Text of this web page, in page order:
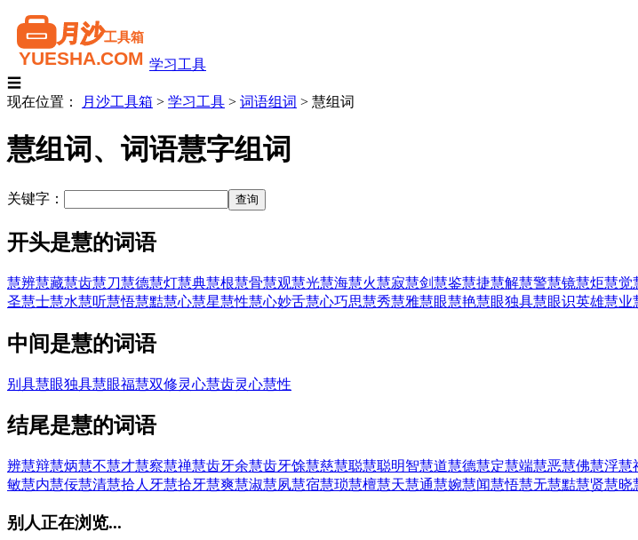
学习工具
☰
现在位置：
月沙工具箱 > 学习工具 > 词语组词 > 慧组词
慧组词、词语慧字组词
关键字：
开头是慧的词语
慧辨慧藏慧齿慧刀慧德慧灯慧典慧根慧骨慧观慧光慧海慧火慧寂慧剑慧鉴慧捷慧解慧警慧镜慧炬慧觉
圣慧士慧水慧听慧悟慧黠慧心慧星慧性慧心妙舌慧心巧思慧秀慧雅慧眼慧艳慧眼独具慧眼识英雄慧业
中间是慧的词语
别具慧眼独具慧眼福慧双修灵心慧齿灵心慧性
结尾是慧的词语
辨慧辩慧炳慧不慧才慧察慧禅慧齿牙余慧齿牙馀慧慈慧聪慧聪明智慧道慧德慧定慧端慧恶慧佛慧浮慧
敏慧内慧佞慧清慧拾人牙慧拾牙慧爽慧淑慧夙慧宿慧琐慧檀慧天慧通慧婉慧闻慧悟慧无慧黠慧贤慧晓
别人正在浏览...